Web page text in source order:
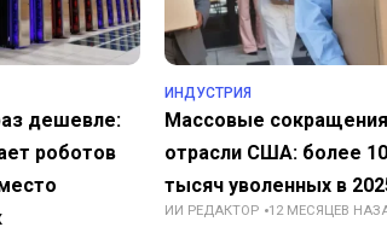
дешевле:
роботов
ИНДУСТРИЯ
Массовые сокращения
отрасли США: более
тысяч уволенных в
ИИ РЕДАКТОР 12 МЕСЯЦЕВ